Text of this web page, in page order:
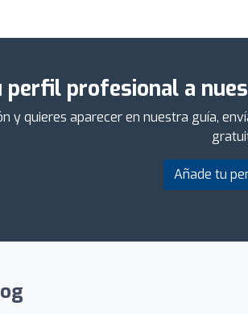
perfil profesional a
y quieres aparecer en nuestra guía,
Añade tu